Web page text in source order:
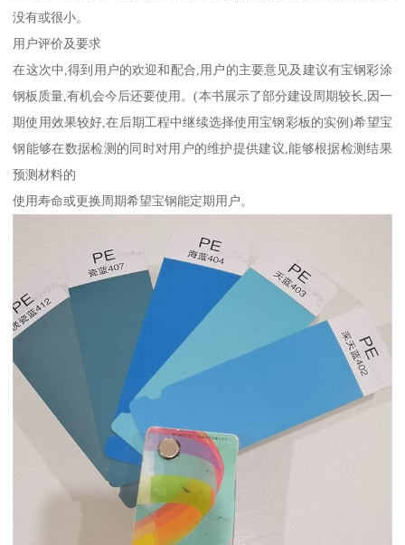
没有或很小。
用户评价及要求
在这次中,得到用户的欢迎和配合,用户的主要意见及建议有宝钢彩涂
钢板质量,有机会今后还要使用。(本书展示了部分建设周期较长,因一
期使用效果较好,在后期工程中继续选择使用宝钢彩板的实例)希望宝
钢能够在数据检测的同时对用户的维护提供建议,能够根据检测结果
预测材料的
使用寿命或更换周期希望宝钢能定期用户。